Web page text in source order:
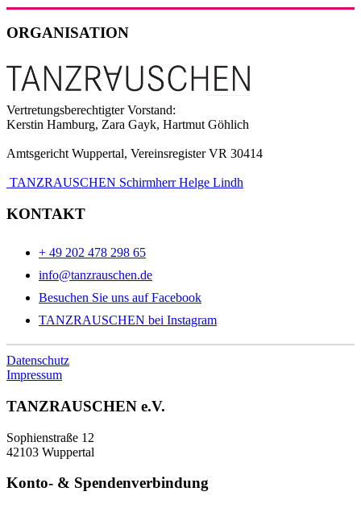
ORGANISATION
Vertretungsberechtigter Vorstand:
Kerstin Hamburg, Zara Gayk, Hartmut Göhlich
Amtsgericht Wuppertal, Vereinsregister VR 30414
TANZRAUSCHEN Schirmherr Helge Lindh
KONTAKT
+ 49 202 478 298 65
info@tanzrauschen.de
Besuchen Sie uns auf Facebook
TANZRAUSCHEN bei Instagram
Datenschutz
Impressum
TANZRAUSCHEN e.V.
Sophienstraße 12
42103 Wuppertal
Konto- & Spendenverbindung